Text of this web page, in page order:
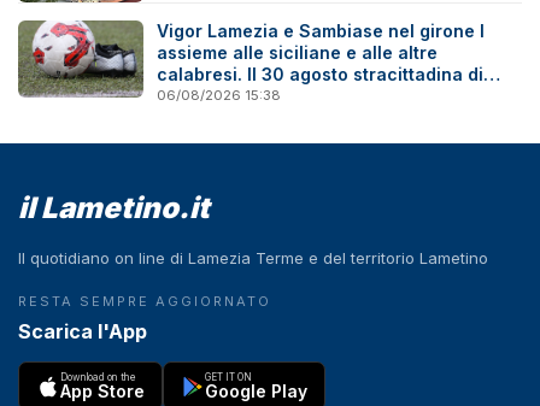
Vigor Lamezia e Sambiase nel girone I
assieme alle siciliane e alle altre
calabresi. Il 30 agosto stracittadina di
Coppa Italia
06/08/2026 15:38
il Lametino.it
Il quotidiano on line di Lamezia Terme e del territorio Lametino
RESTA SEMPRE AGGIORNATO
Scarica l'App
Download on the
App Store
GET IT ON
Google Play